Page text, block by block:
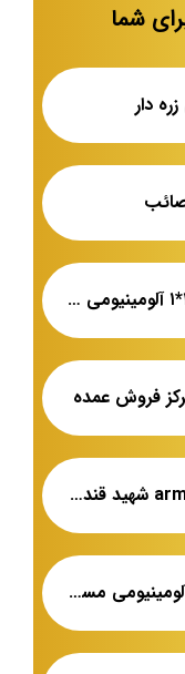
شما
دار
بهترین قیمت کابل ۱۸۵*۱ آلومینیومی زمینی مسین
مرکز فروش عمده
فروش فیبر نوری armored شهید قندی یزد
خرید عمده انواع کابل آلومینیومی مسین